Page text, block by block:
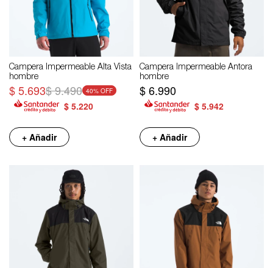
Campera Impermeable Alta Vista
hombre
$5.693$9.490 40
$ 5.220
+ Añadir
Campera Impermeable Antora
hombre
$6.990
$ 5.942
+ Añadir